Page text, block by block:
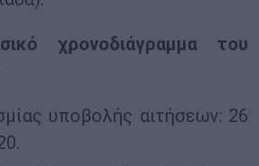
χρονοδιάγραμμα του
υποβολής αιτήσεων: 26